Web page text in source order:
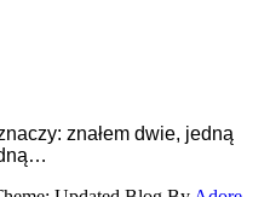
znałem dwie, jedną